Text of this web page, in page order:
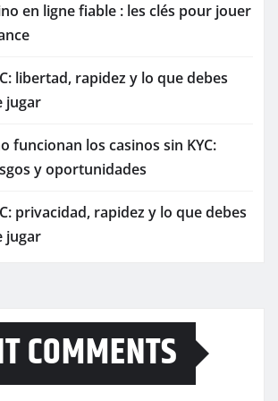
en ligne fiable : les clés pour jouer
libertad, rapidez y lo que debes
jugar
funcionan los casinos sin KYC:
y oportunidades
privacidad, rapidez y lo que debes
jugar
COMMENTS